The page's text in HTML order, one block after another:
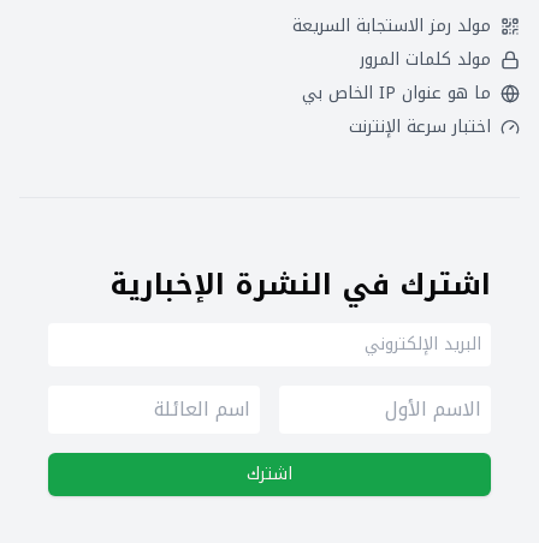
مولد رمز الاستجابة السريعة
مولد كلمات المرور
ما هو عنوان IP الخاص بي
اختبار سرعة الإنترنت
اشترك في النشرة الإخبارية
اشترك